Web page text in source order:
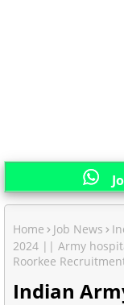
Home Job News
2024 || Army
Roorkee
Indian